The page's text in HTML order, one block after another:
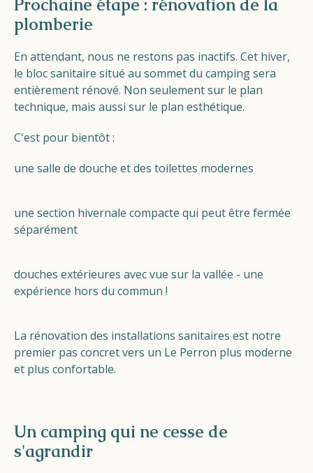
Prochaine étape : rénovation de la
plomberie
En attendant, nous ne restons pas inactifs. Cet hiver,
le bloc sanitaire situé au sommet du camping sera
entièrement rénové. Non seulement sur le plan
technique, mais aussi sur le plan esthétique.
C'est pour bientôt :
une salle de douche et des toilettes modernes
une section hivernale compacte qui peut être fermée
séparément
douches extérieures avec vue sur la vallée - une
expérience hors du commun !
La rénovation des installations sanitaires est notre
premier pas concret vers un Le Perron plus moderne
et plus confortable.
Un camping qui ne cesse de
s'agrandir